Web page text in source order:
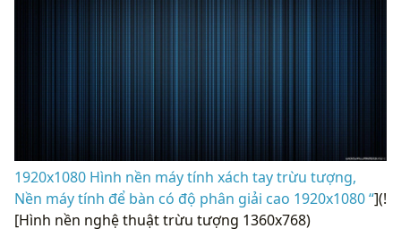
1920x1080 Hình nền máy tính xách tay trừu tượng,
Nền máy tính để bàn có độ phân giải cao 1920x1080 “](!
[Hình nền nghệ thuật trừu tượng 1360x768)